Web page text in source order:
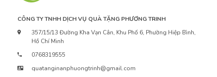
CÔNG TY TNHH DỊCH VỤ QUÀ TẶNG PHƯƠNG TRINH
357/15/13 Đường Kha Vạn Cân, Khu Phố 6, Phường Hiệp Bình,
Hồ Chí Minh
0768319555
quatanginanphuongtrinh@gmail.com